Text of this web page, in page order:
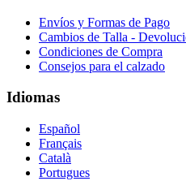
Envíos y Formas de Pago
Cambios de Talla -
Condiciones de Compra
Consejos para el calzado
Idiomas
Español
Français
Català
Portugues